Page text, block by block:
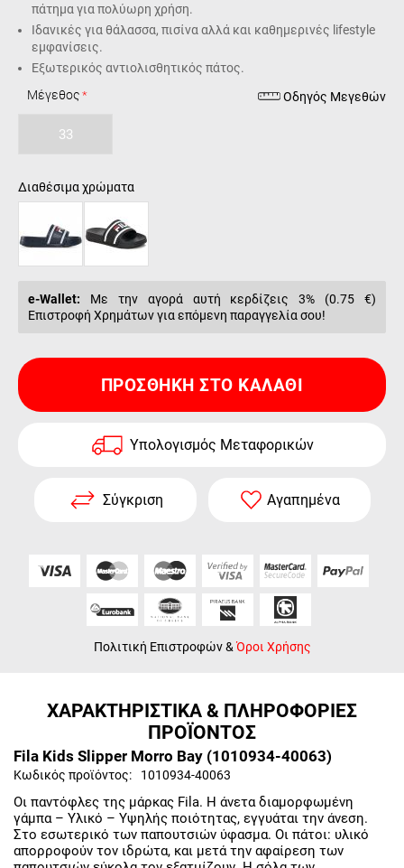
πάτημα για πολύωρη χρήση.
Ιδανικές για θάλασσα, πισίνα αλλά και καθημερινές lifestyle
εμφανίσεις.
Εξωτερικός αντιολισθητικός πάτος.
Οδηγός Μεγεθών
Μέγεθος
33
Διαθέσιμα χρώματα
e-Wallet: Με την αγορά αυτή κερδίζεις 3% (0.75 €)
Επιστροφή Χρημάτων για επόμενη παραγγελία σου!
ΠΡΟΣΘΉΚΗ ΣΤΟ ΚΑΛΆΘΙ
Υπολογισμός Μεταφορικών
Σύγκριση Αγαπημένα
Πολιτική Επιστροφών& Όροι Χρήσης
ΧΑΡΑΚΤΗΡΙΣΤΙΚΑ & ΠΛΗΡΟΦΟΡΙΕΣ
ΠΡΟΪΟΝΤΟΣ
Fila Kids Slipper Morro Bay (1010934-40063)
Κωδικός προϊόντος: 1010934-40063
Οι παντόφλες της μάρκας Fila. Η άνετα διαμορφωμένη
γάμπα – Yλικό – Yψηλής ποιότητας, εγγυάται την άνεση.
Στο εσωτερικό των παπουτσιών ύφασμα. Οι πάτοι: υλικό
απορροφούν τον ιδρώτα, και μετά την αφαίρεση των